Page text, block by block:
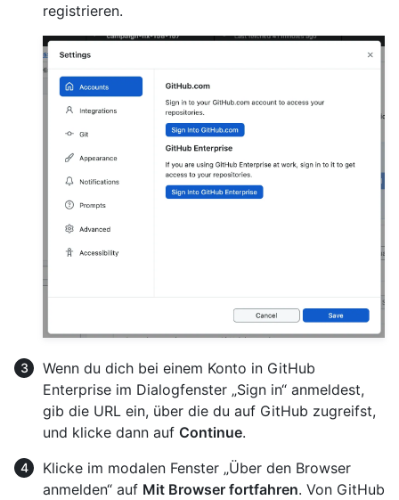
registrieren.
Wenn du dich bei einem Konto in GitHub
Enterprise im Dialogfenster „Sign in“ anmeldest,
gib die URL ein, über die du auf GitHub zugreifst,
und klicke dann auf Continue.
Klicke im modalen Fenster „Über den Browser
anmelden“ auf Mit Browser fortfahren. Von GitHub